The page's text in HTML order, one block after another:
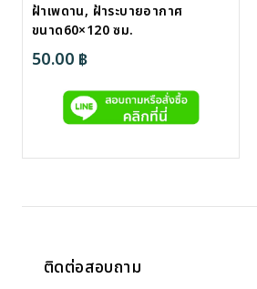
ฝ้าเพดาน, ฝ้าระบายอากาศ
ขนาด60×120 ซม.
50.00 ฿
ติดต่อสอบถาม